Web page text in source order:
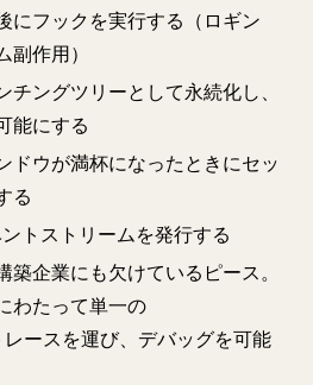
にフックを実行する（ロギン
作用）
チングツリーとして永続化し、
能にする
ドウが満杯になったときにセッ
る
トストリームを発行する
築企業にも欠けているピース。
わたって単一の
ースを運び、デバッグを可能